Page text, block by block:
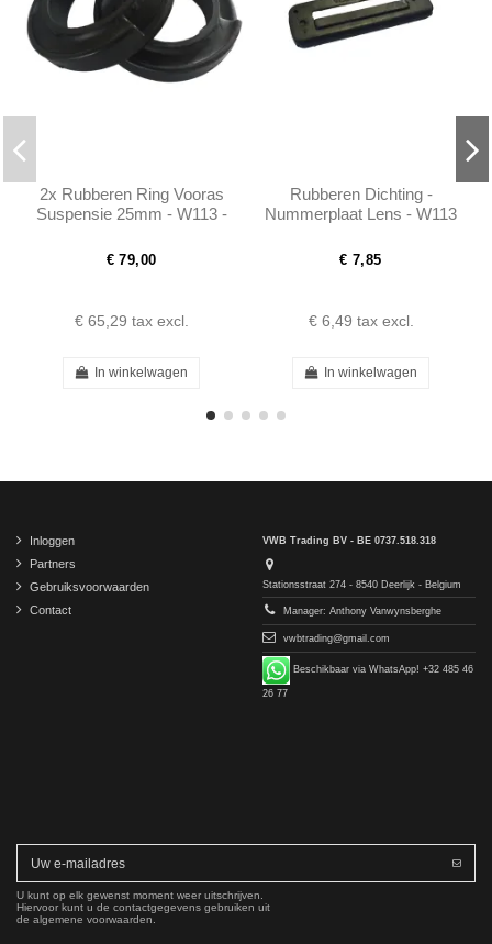
2x Rubberen Ring Vooras
Suspensie 25mm - W113 -
€ 79,00
€ 65,29 tax excl.
In winkelwagen
Rubberen Dichting -
Nummerplaat Lens - W113
€ 7,85
€ 6,49 tax excl.
In winkelwagen
Inloggen
Partners
Gebruiksvoorwaarden
Contact
VWB Trading BV - BE 0737.518.318
Stationsstraat 274 - 8540 Deerlijk - Belgium
Manager: Anthony Vanwynsberghe
vwbtrading@gmail.com
Beschikbaar via WhatsApp! +32 485 46
26 77
U kunt op elk gewenst moment weer uitschrijven.
Hiervoor kunt u de contactgegevens gebruiken uit
de algemene voorwaarden.